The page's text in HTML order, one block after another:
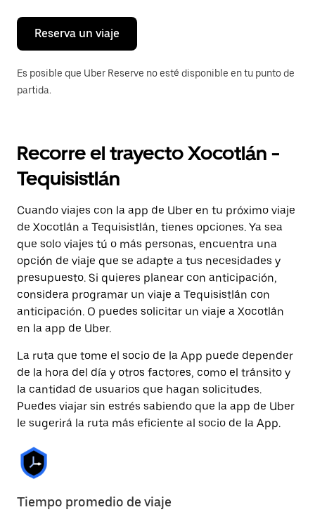
el
calendario.
Reserva un viaje
Es posible que Uber Reserve no esté disponible en tu punto de
partida.
Recorre el trayecto Xocotlán -
Tequisistlán
Cuando viajes con la app de Uber en tu próximo viaje
de Xocotlán a Tequisistlán, tienes opciones. Ya sea
que solo viajes tú o más personas, encuentra una
opción de viaje que se adapte a tus necesidades y
presupuesto. Si quieres planear con anticipación,
considera programar un viaje a Tequisistlán con
anticipación. O puedes solicitar un viaje a Xocotlán
en la app de Uber.
La ruta que tome el socio de la App puede depender
de la hora del día y otros factores, como el tránsito y
la cantidad de usuarios que hagan solicitudes.
Puedes viajar sin estrés sabiendo que la app de Uber
le sugerirá la ruta más eficiente al socio de la App.
Tiempo promedio de viaje